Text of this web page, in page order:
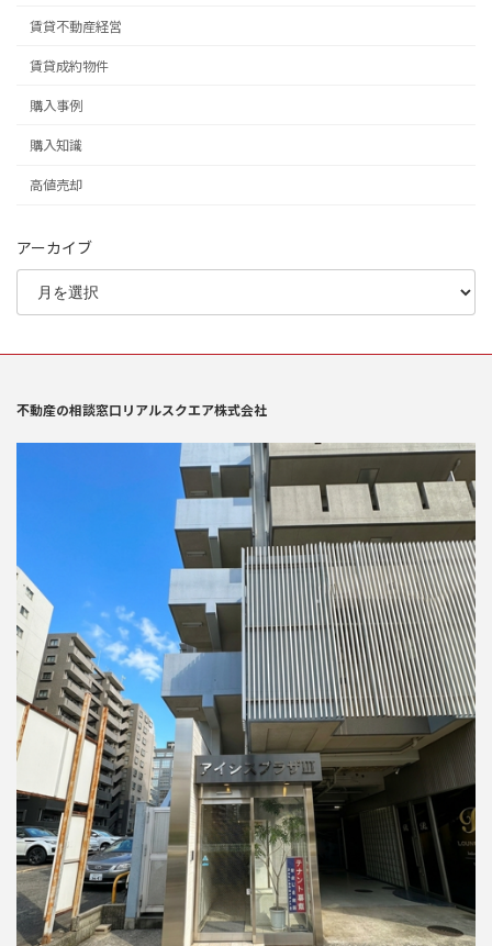
賃貸不動産経営
賃貸成約物件
購入事例
購入知識
高値売却
アーカイブ
不動産の相談窓口リアルスクエア株式会社